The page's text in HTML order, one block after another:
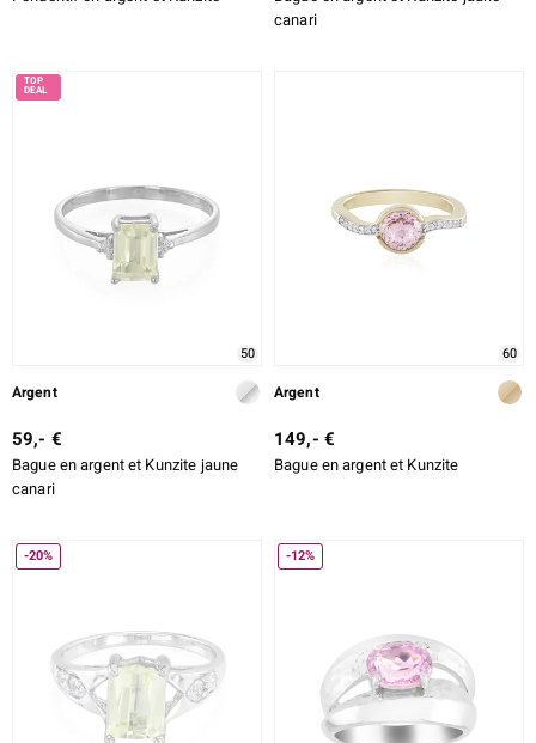
canari
50
Argent
59,- €
Bague en argent et Kunzite jaune
canari
60
Argent
149,- €
Bague en argent et Kunzite
-20% -12%